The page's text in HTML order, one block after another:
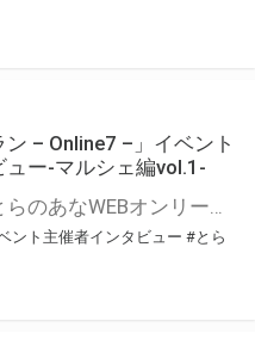
ン – Online7 –」イベント
ュー-マルシェ編vol.1-
こんにちは、とらのあなWEBオンリー運営スタッフです。 新たにお届けする、イベント主催者インタビュー-マルシェ編-は、 とらのあなWEBオンリー「マルシェ」をご利用した主催様に 「マルシェ」を使って開催した感想や心がけをお聞きする企画です。 今回は、WEBオンリー開催7回目迎えた「マレシルプラン – Online7 –」より、 主催の玉川うた様にお話を伺いました。 ▼マレシルプランのインタビュー前回記事 「イベント主催者インタビュー vol.6」はこちら 協力：玉川うた様（マレシルプラン実行委員会 代表）／イベント公式Twitter（@mallesil_plan） とらのあなWEBオンリー「マルシェ」とは？ WEBオンリーでリアルタイムでコミュニケーションがとれるオンライン会場です。
ント主催者インタビュー #とら